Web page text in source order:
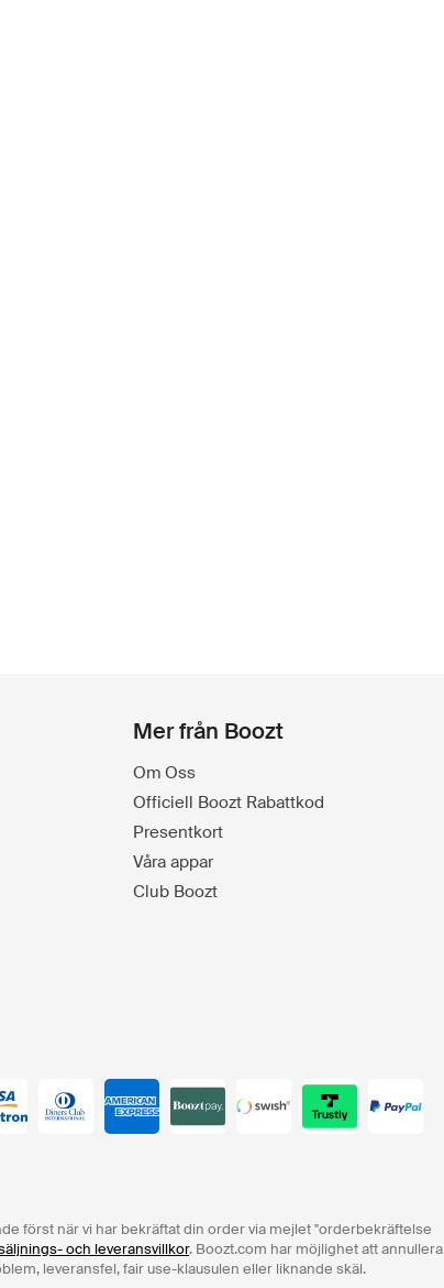
Mer från Boozt
Om Oss
Officiell Boozt Rabattkod
Presentkort
Våra appar
Club Boozt
först när vi har bekräftat din order via mejlet "orderbekräftelse
och leveransvillkor. Boozt.com har möjlighet att annullera
leveransfel, fair use-klausulen eller liknande skäl.